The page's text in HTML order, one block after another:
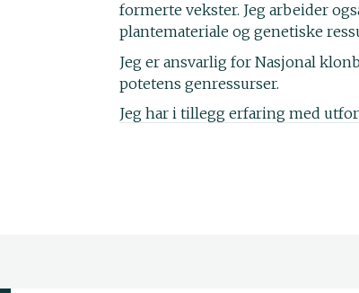
formerte vekster. Jeg arbeider
plantemateriale og genetiske
Jeg er ansvarlig for Nasjonal
potetens genressurser.
Jeg har i tillegg erfaring med